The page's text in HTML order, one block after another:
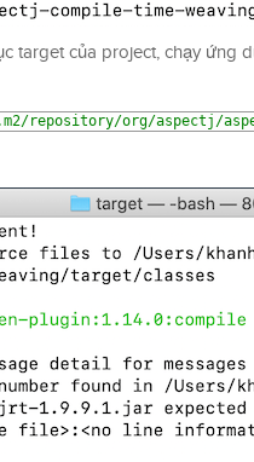
target của project, chạy ứng
.m2/repository/org/aspectj/